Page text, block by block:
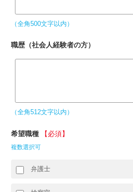
（全角500文字以内）
職歴（社会人経験者の方）
（全角512文字以内）
希望職種 【必須】
複数選択可
弁護士